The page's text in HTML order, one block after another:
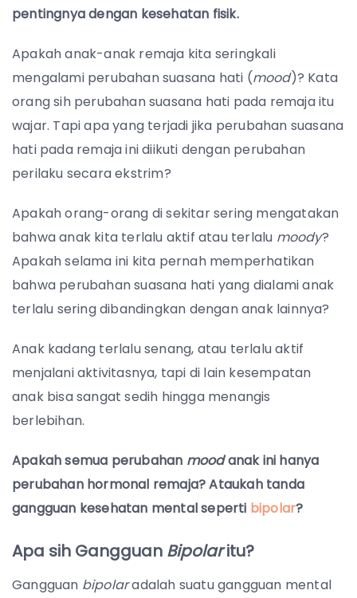
pentingnya dengan kesehatan fisik.
Apakah anak-anak remaja kita seringkali
mengalami perubahan suasana hati (mood)? Kata
orang sih perubahan suasana hati pada remaja itu
wajar. Tapi apa yang terjadi jika perubahan suasana
hati pada remaja ini diikuti dengan perubahan
perilaku secara ekstrim?
Apakah orang-orang di sekitar sering mengatakan
bahwa anak kita terlalu aktif atau terlalu moody?
Apakah selama ini kita pernah memperhatikan
bahwa perubahan suasana hati yang dialami anak
terlalu sering dibandingkan dengan anak lainnya?
Anak kadang terlalu senang, atau terlalu aktif
menjalani aktivitasnya, tapi di lain kesempatan
anak bisa sangat sedih hingga menangis
berlebihan.
Apakah semua perubahan moodanak ini hanya
perubahan hormonal remaja? Ataukah tanda
gangguan kesehatan mental seperti bipolar?
Apa sih Gangguan Bipolaritu?
Gangguan bipolaradalah suatu gangguan mental